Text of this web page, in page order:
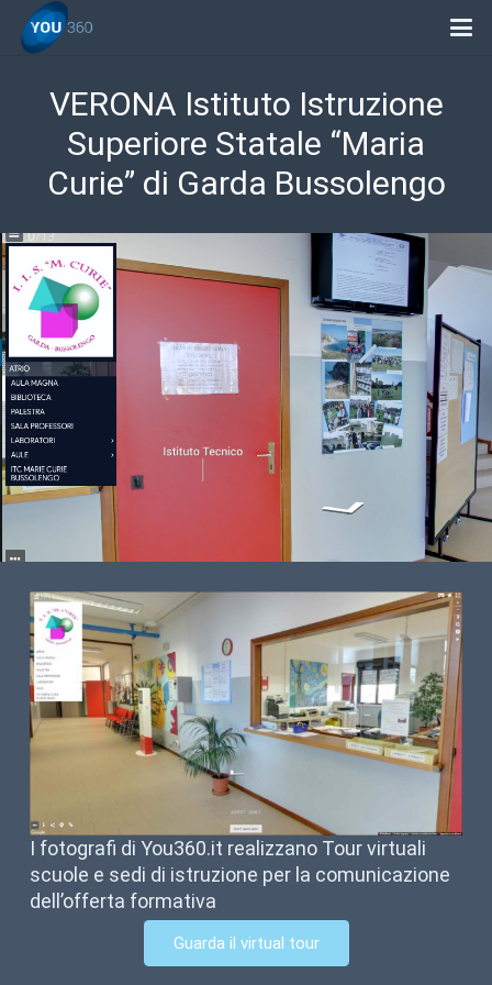
VERONA Istituto Istruzione
Superiore Statale “Maria
Curie” di Garda Bussolengo
I fotografi di You360.it realizzano Tour virtuali
scuole e sedi di istruzione per la comunicazione
dell’offerta formativa
Guarda il virtual tour